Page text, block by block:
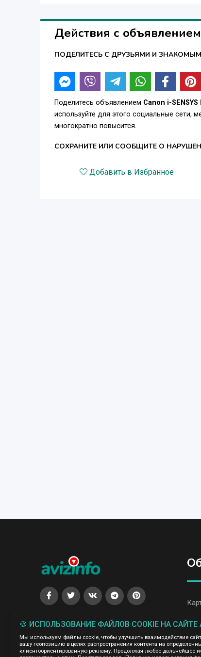
Действия с
ПОДЕЛИТЕСЬ С ДРУЗЬЯМИ И
Поделитесь объявлением Canon i-SENSYS
используйте для этого социальные
многократно повысится.
СОХРАНИТЕ ИЛИ СООБЩИТЕ О
Добавить в Избранное
Все
Все
🍪 ИСПОЛЬЗОВАНИЕ ФАЙЛОВ COOKIE НА САЙТЕ
Мы используем файлы cookie, чтобы улучшить взаимодействие
вашу геопозицию в целях распространения контента на
клиентоориентированную рекламу. Продолжая любое дальнейшее